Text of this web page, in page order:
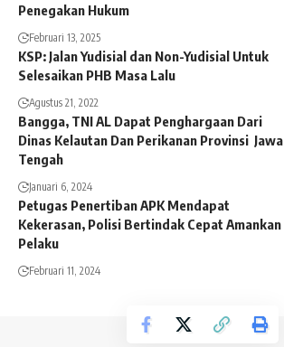
Penegakan Hukum
Februari 13, 2025
KSP: Jalan Yudisial dan Non-Yudisial Untuk
Selesaikan PHB Masa Lalu
Agustus 21, 2022
Bangga, TNI AL Dapat Penghargaan Dari
Dinas Kelautan Dan Perikanan Provinsi Jawa
Tengah
Januari 6, 2024
Petugas Penertiban APK Mendapat
Kekerasan, Polisi Bertindak Cepat Amankan
Pelaku
Februari 11, 2024